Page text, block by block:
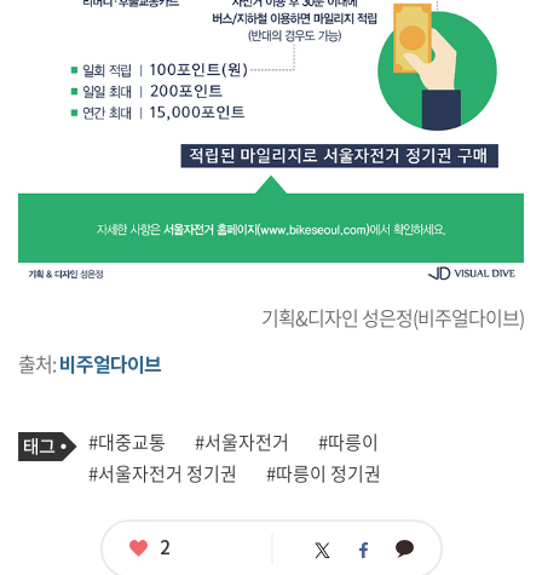
기획&디자인 성은정(비주얼다이브)
출처:비주얼다이브
사
관
련
태
그
#대중교통 #서울자전거
#따릉이
#서울자전거 정기권
#따릉이 정기권
좋
2 트 페 카